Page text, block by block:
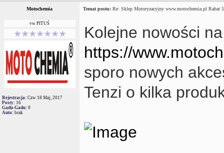
Motochemia Temat postu: Re: Sklep Motoryzacyjny www.motochemia.pl Rabat
vw PITUŚ
Rejestracja: Czw 18 Maj, 2017
Posty: 16
Gadu-Gadu: 0
Auto: brak
Kolejne nowości
https://
sporo nowych
Tenzi o kilka